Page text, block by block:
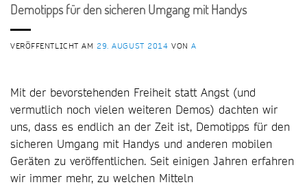
Demotipps für den sicheren Umgang mit Handys
VERÖFFENTLICHT AM 29. AUGUST 2014 VONA
Mit der bevorstehenden Freiheit statt Angst (und
vermutlich noch vielen weiteren Demos) dachten wir
uns, dass es endlich an der Zeit ist, Demotipps für den
sicheren Umgang mit Handys und anderen mobilen
Geräten zu veröffentlichen. Seit einigen Jahren erfahren
wir immer mehr, zu welchen Mitteln